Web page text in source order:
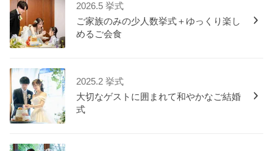
2026.5 挙式
ご家族のみの少人数挙式＋ゆっくり楽し
めるご会食
2025.2 挙式
大切なゲストに囲まれて和やかなご結婚
式